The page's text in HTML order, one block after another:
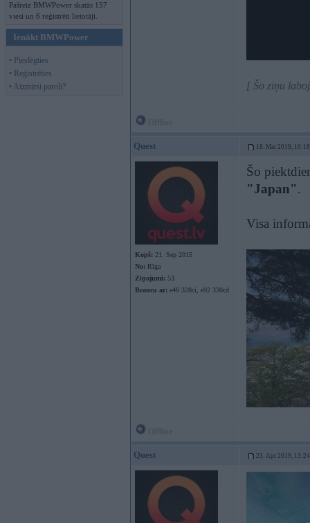
Pašreiz BMWPower skatās 157
viesi un 6 reģistrēti lietotāji.
Ienākt BMWPower
• Pieslēgties
• Reģistrēties
• Aizmirsi paroli?
[ Šo ziņu
Quest 18. Mar 2019, 10:18
Kopš: 21. Sep 2015
No: Rīga
Ziņojumi: 53
Braucu ar: e46 328ci, e92 330cd
Šo
"Japan".
Visa
Quest 23. Apr 2019, 13:24